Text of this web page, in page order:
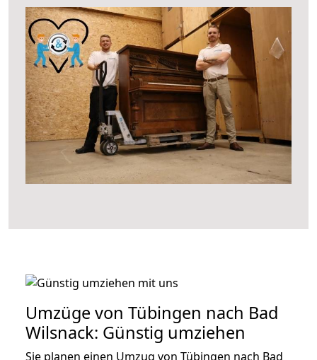
Umzüge von Tübingen nach Bad
Wilsnack: Günstig umziehen
Sie planen einen Umzug von Tübingen nach Bad